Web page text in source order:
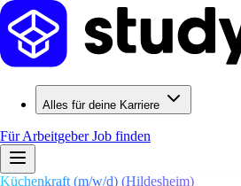
Alles für deine Karriere
Für ArbeitgeberJob finden
Küchenkraft (m/w/d) (Hildesheim)